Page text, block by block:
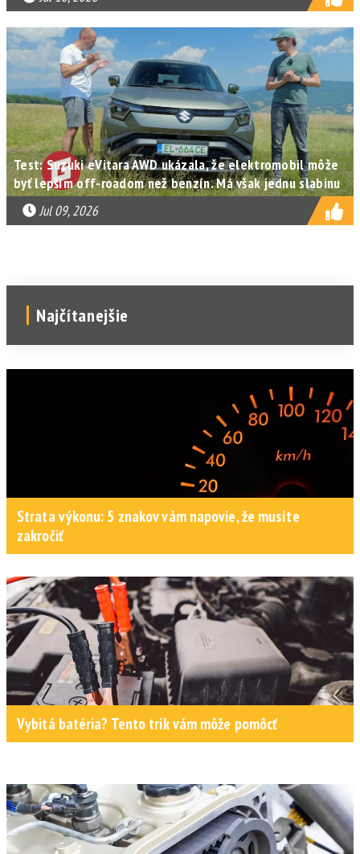
Test: Suzuki eVitara AWD ukázala, že elektromobil môže
byť lepším off-roadom než benzín. Má však jednu slabinu
Jul 09, 2026
Najčítanejšie
Strata výkonu: 5 znakov vám napovie, že musíte
zakročiť
Vybitá batéria? Tento trik vám môže pomôcť